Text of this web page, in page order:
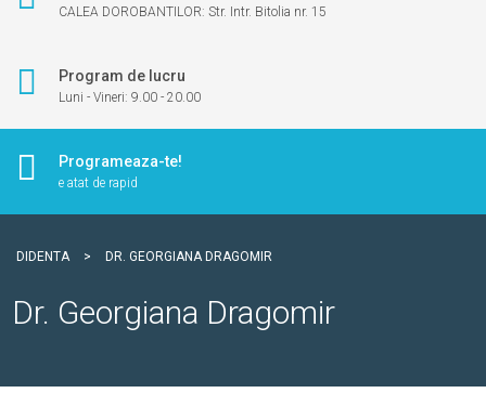
CALEA DOROBANTILOR: Str. Intr. Bitolia nr. 15
Program de lucru
Luni - Vineri: 9.00 - 20.00
Programeaza-te!
e atat de rapid
DIDENTA > DR. GEORGIANA DRAGOMIR
Dr. Georgiana Dragomir